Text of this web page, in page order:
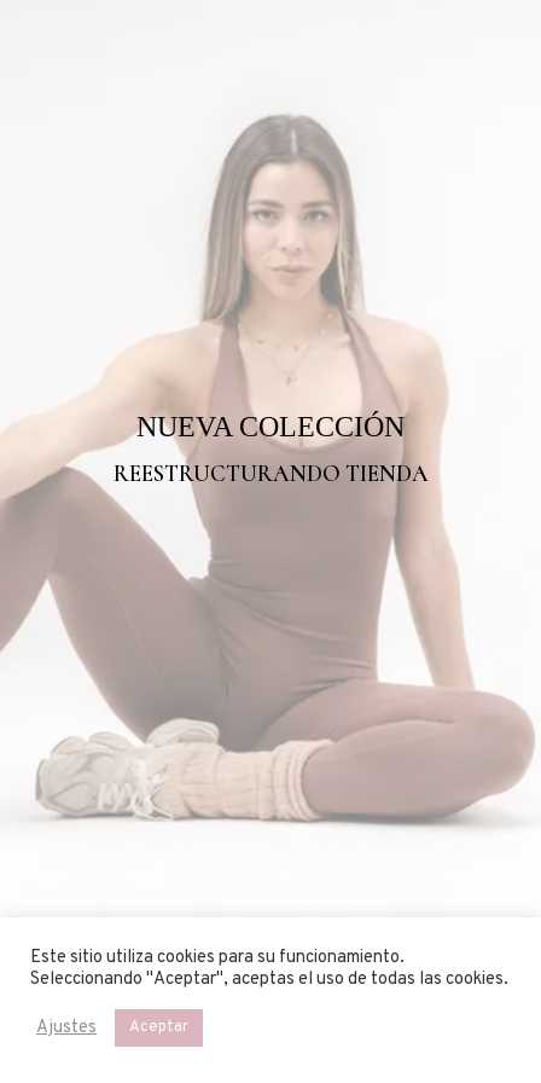
NUEVA COLECCIÓN
REESTRUCTURANDO TIENDA
Este sitio utiliza cookies para su funcionamiento.
Seleccionando ''Aceptar'', aceptas el uso de todas las cookies.
Ajustes Aceptar